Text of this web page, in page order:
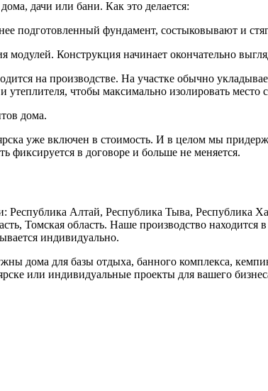
дачи или бани. Как это делается:
подготовленный фундамент, состыковывают и
Конструкция начинает окончательно
на производстве. На участке обычно
чтобы максимально изолировать место
дома.
уже включен в стоимость. И в целом мы
фиксируется в договоре и больше не меняется.
Алтай, Республика Тыва, Республика
Томская область. Наше производство
индивидуально.
для базы отдыха, банного комплекса,
или индивидуальные проекты для вашего